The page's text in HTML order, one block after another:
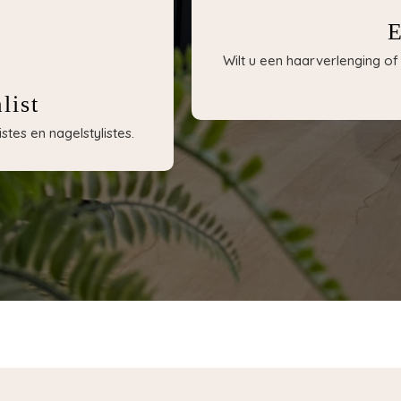
en nagelstylistes.
Wilt u een haarverlenging